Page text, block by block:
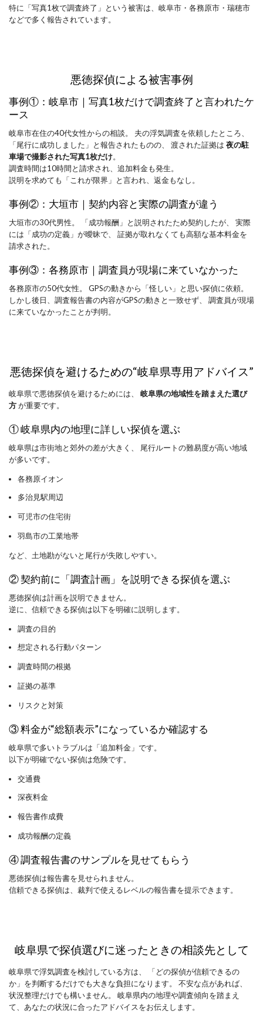
特に「写真1枚で調査終了」という被害は、岐阜市・各務原市・瑞穂市
などで多く報告されています。
悪徳探偵による被害事例
事例①：岐阜市｜写真1枚だけで調査終了と言われたケ
ース
岐阜市在住の40代女性からの相談。 夫の浮気調査を依頼したところ、
「尾行に成功しました」と報告されたものの、 渡された証拠は 夜の駐
車場で撮影された写真1枚だけ。
調査時間は10時間と請求され、追加料金も発生。
説明を求めても「これが限界」と言われ、返金もなし。
事例②：大垣市｜契約内容と実際の調査が違う
大垣市の30代男性。 「成功報酬」と説明されたため契約したが、 実際
には「成功の定義」が曖昧で、 証拠が取れなくても高額な基本料金を
請求された。
事例③：各務原市｜調査員が現場に来ていなかった
各務原市の50代女性。 GPSの動きから「怪しい」と思い探偵に依頼。
しかし後日、調査報告書の内容がGPSの動きと一致せず、 調査員が現場
に来ていなかったことが判明。
悪徳探偵を避けるための“岐阜県専用アドバイス”
岐阜県で悪徳探偵を避けるためには、 岐阜県の地域性を踏まえた選び
方が重要です。
① 岐阜県内の地理に詳しい探偵を選ぶ
岐阜県は市街地と郊外の差が大きく、 尾行ルートの難易度が高い地域
が多いです。
各務原イオン
多治見駅周辺
可児市の住宅街
羽島市の工業地帯
など、土地勘がないと尾行が失敗しやすい。
② 契約前に「調査計画」を説明できる探偵を選ぶ
悪徳探偵は計画を説明できません。
逆に、信頼できる探偵は以下を明確に説明します。
調査の目的
想定される行動パターン
調査時間の根拠
証拠の基準
リスクと対策
③ 料金が“総額表示”になっているか確認する
岐阜県で多いトラブルは「追加料金」です。
以下が明確でない探偵は危険です。
交通費
深夜料金
報告書作成費
成功報酬の定義
④ 調査報告書のサンプルを見せてもらう
悪徳探偵は報告書を見せられません。
信頼できる探偵は、裁判で使えるレベルの報告書を提示できます。
岐阜県で探偵選びに迷ったときの相談先として
岐阜県で浮気調査を検討している方は、 「どの探偵が信頼できるの
か」を判断するだけでも大きな負担になります。 不安な点があれば、
状況整理だけでも構いません。 岐阜県内の地理や調査傾向を踏まえ
て、あなたの状況に合ったアドバイスをお伝えします。